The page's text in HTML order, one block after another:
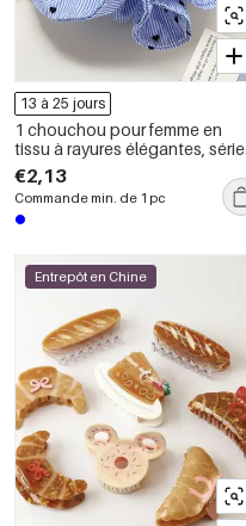
13 à 25 jours
1 chouchou pour femme en
tissu à rayures élégantes, série
simple
€2,13
Commande min. de 1 pc
Entrepôt en Chine